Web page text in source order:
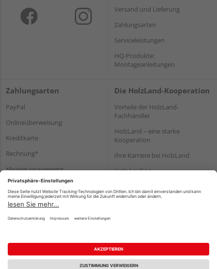
Versand und Lieferung
Zahlungsarten
Serviceleistungen
HQ-Produkte:
Montageanleitungen
Zahlungsarten
PayPal
Onlineüberweisung
Kreditkarte
Rechnung*
*Bonität vorausgesetzt
Die HolzLand-Kooperation
Vorteile der HolzLand-
Fachhändler
HolzLand – eine starke
Kooperation
Ihre Karriere bei HolzLand
Holz-Lexikon
Impressum Datenschutz
Nutzungsbedingungen
Barrierefreiheitserklärung
Vertrag widerrufen